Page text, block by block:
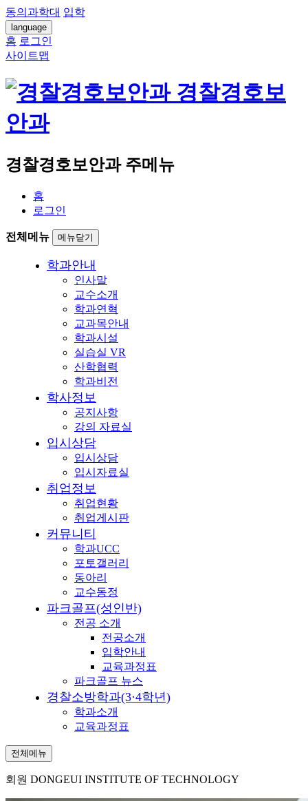
동의과학대 입학
language
홈 로그인
사이트맵
경찰경호보
안과
경찰경호보안과 주메뉴
홈
로그인
전체메뉴 메뉴닫기
학과안내
인사말
교수소개
학과연혁
교과목안내
학과시설
실습실 VR
산학협력
학과비전
학사정보
공지사항
강의 자료실
입시상담
입시상담
입시자료실
취업정보
취업현황
취업게시판
커뮤니티
학과UCC
포토갤러리
동아리
교수동정
파크골프(성인반)
전공 소개
전공소개
입학안내
교육과정표
파크골프 뉴스
경찰소방학과(3·4학년)
학과소개
교육과정표
전체메뉴
회원 DONGEUI INSTITUTE OF TECHNOLOGY